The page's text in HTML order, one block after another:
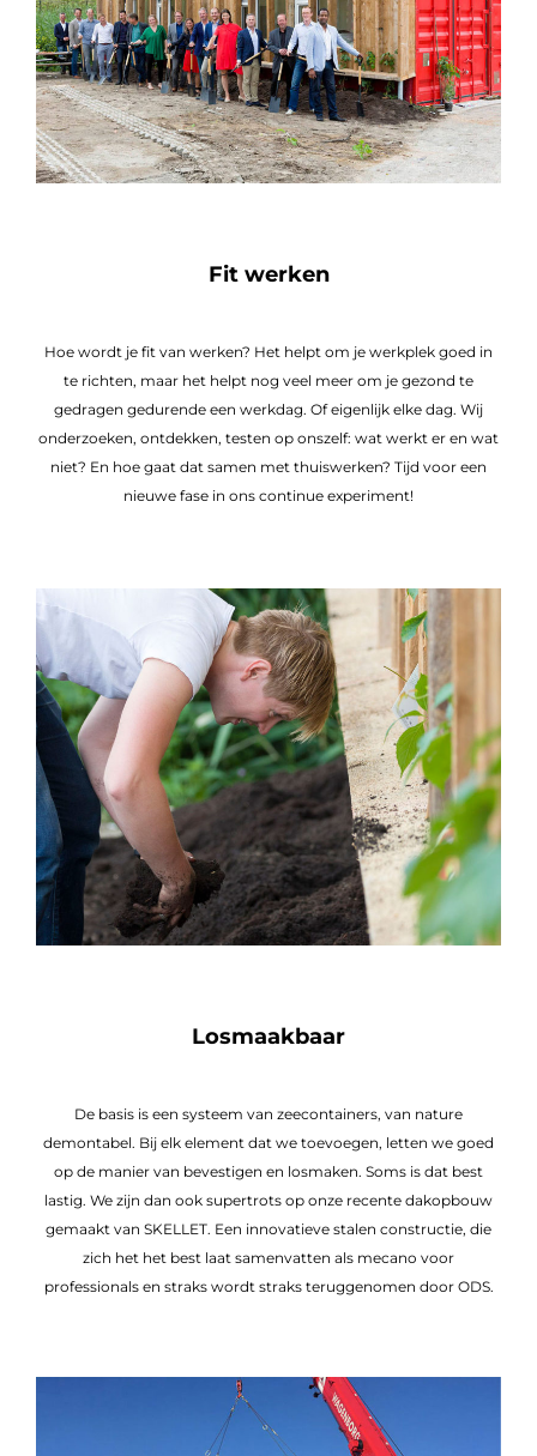
Fit werken
Hoe wordt je fit van werken? Het helpt om je werkplek goed in
te richten, maar het helpt nog veel meer om je gezond te
gedragen gedurende een werkdag. Of eigenlijk elke dag. Wij
onderzoeken, ontdekken, testen op onszelf: wat werkt er en wat
niet? En hoe gaat dat samen met thuiswerken? Tijd voor een
nieuwe fase in ons continue experiment!
Losmaakbaar
De basis is een systeem van zeecontainers, van nature
demontabel. Bij elk element dat we toevoegen, letten we goed
op de manier van bevestigen en losmaken. Soms is dat best
lastig. We zijn dan ook supertrots op onze recente dakopbouw
gemaakt van SKELLET. Een innovatieve stalen constructie, die
zich het het best laat samenvatten als mecano voor
professionals en straks wordt straks teruggenomen door ODS.